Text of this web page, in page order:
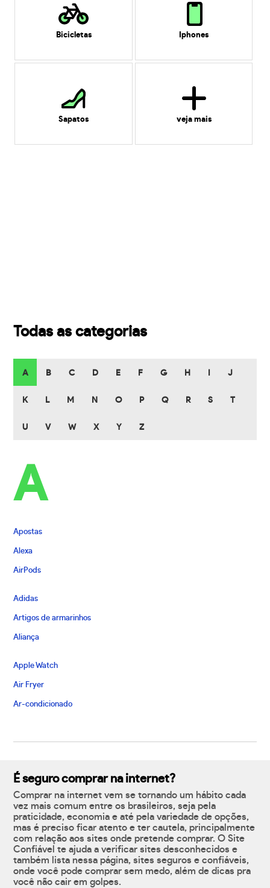
Bicicletas Iphones
Sapatos veja mais
Todas as categorias
A B C D E F G H J
K L M N O P Q R S T
U V W X Y Z
A
Apostas
Alexa
AirPods
Adidas
Artigos de armarinhos
Aliança
Apple Watch
Air Fryer
Ar-condicionado
É seguro comprar na internet?
Comprar na internet vem se tornando um hábito cada
vez mais comum entre os brasileiros, seja pela
praticidade, economia e até pela variedade de opções,
mas é preciso ficar atento e ter cautela, principalmente
com relação aos sites onde pretende comprar. O Site
Confiável te ajuda a verificar sites desconhecidos e
também lista nessa página, sites seguros e confiáveis,
onde você pode comprar sem medo, além de dicas pra
você não cair em golpes.